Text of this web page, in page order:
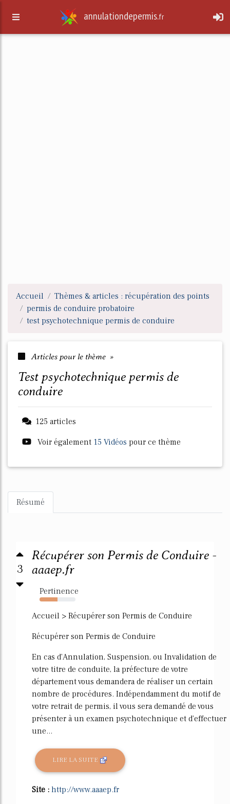
annulationdepermis.fr
Accueil
Thèmes & articles : récupération des points
permis de conduire probatoire
test psychotechnique permis de conduire
Articles pour le thème »
test psychotechnique permis de
conduire
125 articles
Voir également 15 Vidéos pour ce thème
Résumé
3
Récupérer son Permis de Conduire -
aaaep.fr
Pertinence
50%
Accueil > Récupérer son Permis de Conduire
Récupérer son Permis de Conduire
En cas d'Annulation, Suspension, ou Invalidation de
votre titre de conduite, la préfecture de votre
département vous demandera de réaliser un certain
nombre de procédures. Indépendamment du motif de
votre retrait de permis, il vous sera demandé de vous
présenter à un examen psychotechnique et d'effectuer
une...
LIRE LA SUITE
Site : http://www.aaaep.fr